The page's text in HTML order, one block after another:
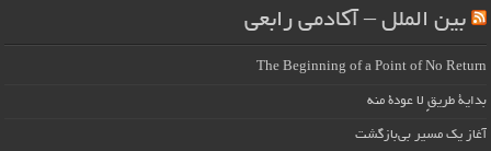
بین الملل – آکادمی رابعی
The Beginning of a Point of No Return
بداية طريقٍ لا عودة منه
آغاز یک مسیر بی‌بازگشت